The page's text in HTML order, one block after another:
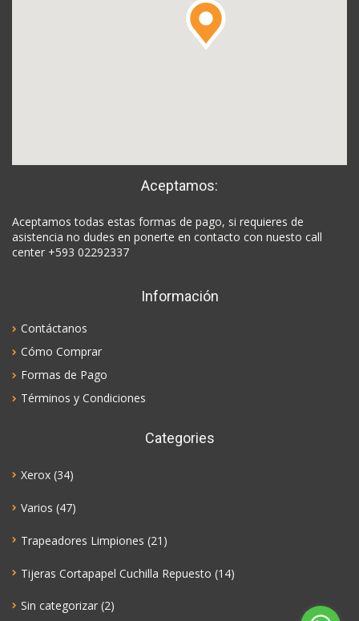
Aceptamos:
Aceptamos todas estas formas de pago, si requieres de
asistencia no dudes en ponerte en contacto con nuesto call
center +593 02292337
Información
Contáctanos
Cómo Comprar
Formas de Pago
Términos y Condiciones
Categories
Xerox (34)
Varios (47)
Trapeadores Limpiones (21)
Tijeras Cortapapel Cuchilla Repuesto (14)
Sin categorizar (2)